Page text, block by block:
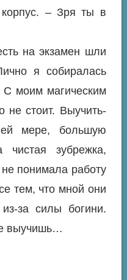
– Зря ты в
на экзамен шли
я собиралась
С моим магическим
не стоит. Выучить-
мере, большую
зубрежка,
понимала работу
тем, что мной они
за силы богини.
выучишь…